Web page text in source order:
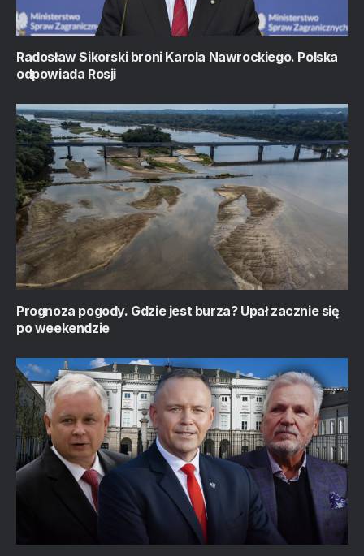
Radosław Sikorski broni Karola Nawrockiego. Polska
odpowiada Rosji
Prognoza pogody. Gdzie jest burza? Upał zacznie się
po weekendzie